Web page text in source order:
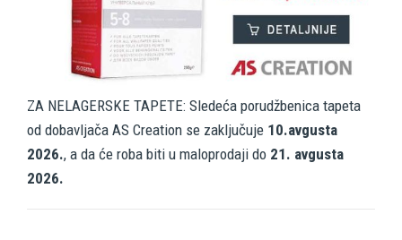
ZA NELAGERSKE TAPETE: Sledeća porudžbenica tapeta
od dobavljača AS Creation se zaključuje 10.avgusta
2026., a da će roba biti u maloprodaji do 21. avgusta
2026.